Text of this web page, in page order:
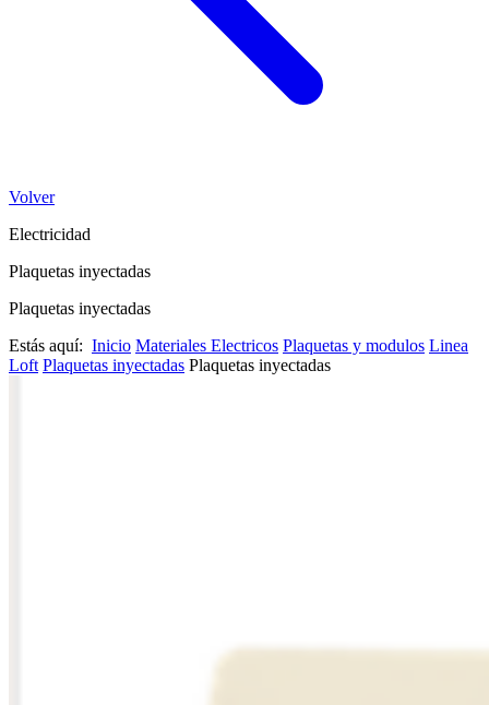
Volver
Electricidad
Plaquetas inyectadas
Plaquetas inyectadas
Estás aquí: Inicio Materiales Electricos Plaquetas y modulos Linea
Loft Plaquetas inyectadas Plaquetas inyectadas